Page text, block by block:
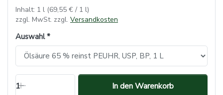
Inhalt: 1 l (69,55 € / 1 l)
zzgl. MwSt. zzgl. Versandkosten
Auswahl
1 In den Warenkorb